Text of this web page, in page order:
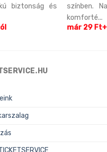
biztonság és
színben.
komforté...
már 29